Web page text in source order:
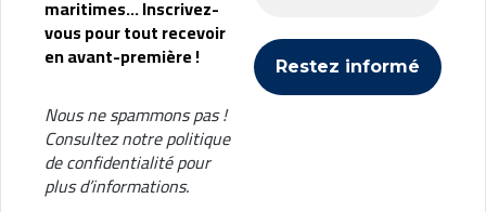
maritimes... Inscrivez-
vous pour tout recevoir
en avant-première !
Nous ne spammons pas !
Consultez notrepolitique
de confidentialitépour
plus d’informations.